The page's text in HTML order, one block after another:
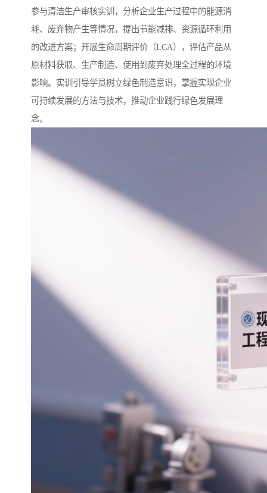
参与清洁生产审核实训，分析企业生产过程中的能源消
耗、废弃物产生等情况，提出节能减排、资源循环利用
的改进方案；开展生命周期评价（LCA），评估产品从
原材料获取、生产制造、使用到废弃处理全过程的环境
影响。实训引导学员树立绿色制造意识，掌握实现企业
可持续发展的方法与技术，推动企业践行绿色发展理
念。​